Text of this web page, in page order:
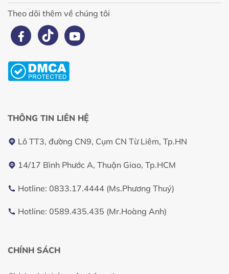
Theo dõi thêm về chúng tôi
THÔNG TIN LIÊN HỆ
Lô TT3, đường CN9, Cụm CN Từ Liêm, Tp.HN
14/17 Bình Phước A, Thuận Giao, Tp.HCM
Hotline: 0833.17.4444 (Ms.Phương Thuý)
Hotline: 0589.435.435 (Mr.Hoàng Anh)
CHÍNH SÁCH